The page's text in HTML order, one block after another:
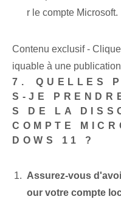
r le compte Microsoft.
Contenu exclusif -
iquable à une
7.⁣ QUELLES
S-JE
S DE LA
COMPTE
DOWS 11 ?
Assurez-vous
our votre compte